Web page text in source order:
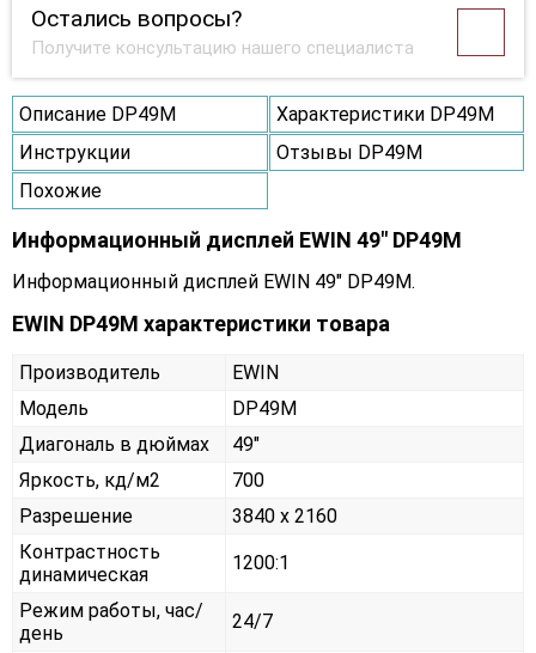
Остались вопросы?
Получите консультацию нашего специалиста
Описание DP49M
Характеристики DP49M
Инструкции
Отзывы DP49M
Похожие
Информационный дисплей EWIN 49" DP49M
Информационный дисплей EWIN 49" DP49M.
EWIN DP49M характеристики товара
Производитель
EWIN
Модель
DP49M
Диагональ в дюймах
49"
Яркость, кд/м2
700
Разрешение
3840 x 2160
Контрастность
динамическая
1200:1
Режим работы, час/
день
24/7